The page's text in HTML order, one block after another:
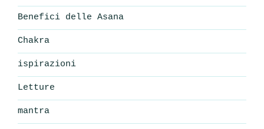
Benefici delle Asana
Chakra
ispirazioni
Letture
mantra